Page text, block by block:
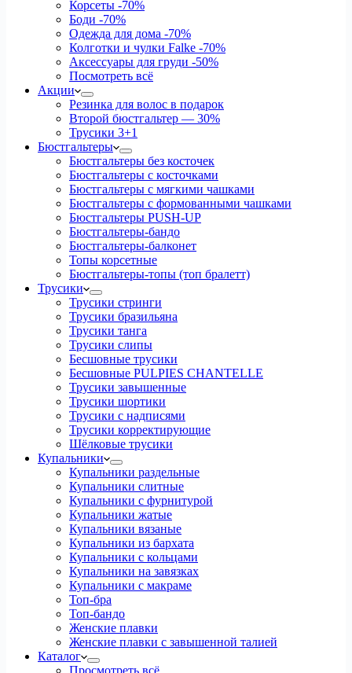
Корсеты -70%
Боди -70%
Одежда для дома -70%
Колготки и чулки Falke -70%
Аксессуары для груди -50%
Посмотреть всё
Акции
Резинка для волос в подарок
Второй бюстгальтер — 30%
Трусики 3+1
Бюстгальтеры
Бюстгальтеры без косточек
Бюстгальтеры с косточками
Бюстгальтеры с мягкими чашками
Бюстгальтеры с формованными чашками
Бюстгальтеры PUSH-UP
Бюстгальтеры-бандо
Бюстгальтеры-балконет
Топы корсетные
Бюстгальтеры-топы (топ бралетт)
Трусики
Трусики стринги
Трусики бразильяна
Трусики танга
Трусики слипы
Бесшовные трусики
Бесшовные PULPIES CHANTELLE
Трусики завышенные
Трусики шортики
Трусики с надписями
Трусики корректирующие
Шёлковые трусики
Купальники
Купальники раздельные
Купальники слитные
Купальники с фурнитурой
Купальники жатые
Купальники вязаные
Купальники из бархата
Купальники с кольцами
Купальники на завязках
Купальники с макраме
Топ-бра
Топ-бандо
Женские плавки
Женские плавки с завышенной талией
Каталог
Просмотреть всё